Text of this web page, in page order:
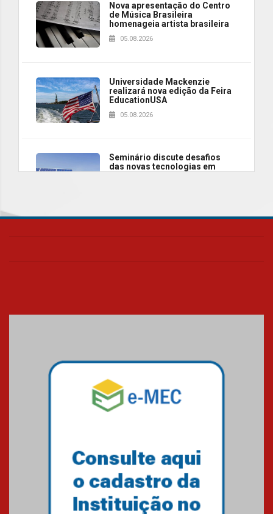
Nova apresentação do Centro
de Música Brasileira
homenageia artista brasileira
05.08.2026
Universidade Mackenzie
realizará nova edição da Feira
EducationUSA
05.08.2026
Seminário discute desafios
das novas tecnologias em
Como os pais podem investir
na educação dos filhos além da
escola
XIII Fórum de Aprendizagem
Transformadora reúne
docentes para debater
inovação e desafios da
educação superior